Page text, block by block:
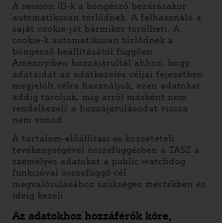
A session ID-k a böngésző bezárásakor
automatikusan törlődnek. A felhasználó a
saját cookie-ját bármikor törölheti. A
cookie-k automatikusan törlődnek a
böngésző beállításától függően.
Amennyiben hozzájárultál ahhoz, hogy
adataidat az adatkezelés céljai fejezetben
megjelölt célra használjuk, ezen adatokat
addig tároljuk, míg arról másként nem
rendelkezel/ a hozzájárulásodat vissza
nem vonod.
A tartalom-előállítási és közzétételi
tevékenységével összefüggésben a TASZ a
személyes adatokat a public watchdog
funkcióval összefüggő cél
megvalósulásához szükséges mértékben és
ideig kezeli.
Az adatokhoz hozzáférők köre,